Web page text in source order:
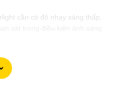
cần có độ nhạy sáng thấp,
yếu.
cần hỗ trợ chức năng hồng